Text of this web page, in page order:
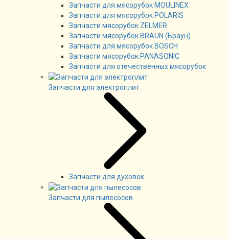
Запчасти для мясорубок MOULINEX
Запчасти для мясорубок POLARIS
Запчасти мясорубок ZELMER
Запчасти мясорубок BRAUN (Браун)
Запчасти для мясорубок BOSCH
Запчасти мясорубок PANASONIC
Запчасти для отечественных мясорубок
Запчасти для электроплит
Запчасти для духовок
Запчасти для пылесосов